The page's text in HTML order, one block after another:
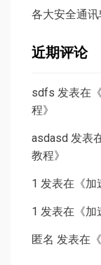
各大安全通
近期评论
sdfs 发表在《
程》
asdasd 发表
教程》
1 发表在《加
1 发表在《加
匿名 发表在《